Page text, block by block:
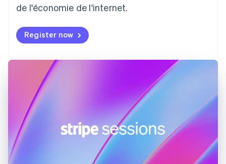
de l'économie de l'internet.
Register now
English
EspañolEnglish
Estonie
États-Unis
EnglishEspañol
Finlande
English
France
Français